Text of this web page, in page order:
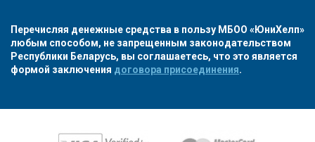
Перечисляя денежные средства в пользу МБОО «ЮниХелп»
любым способом, не запрещенным законодательством
Республики Беларусь, вы соглашаетесь, что это является
формой заключения договора присоединения.